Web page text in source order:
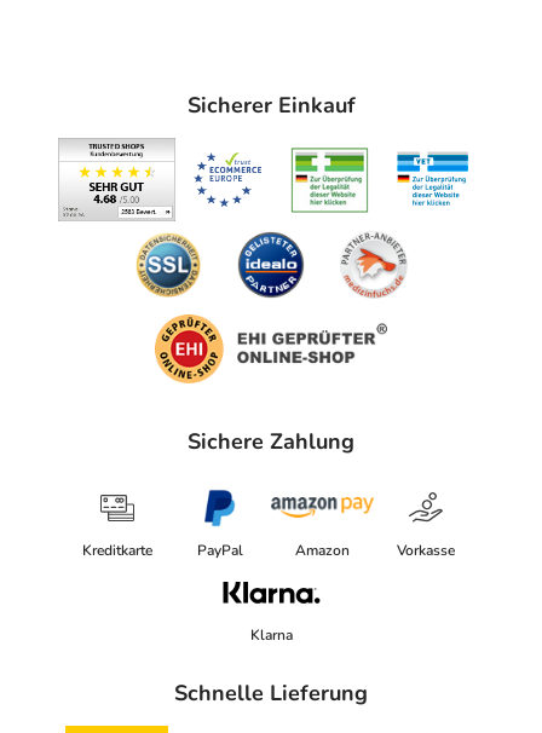
Sicherer Einkauf
Sichere Zahlung
Kreditkarte PayPal Amazon Vorkasse
Klarna
Schnelle Lieferung